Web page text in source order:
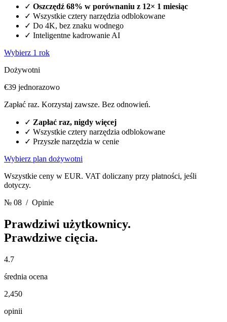
✓ Oszczędź 68% w porównaniu z 12× 1 miesiąc
✓ Wszystkie cztery narzędzia odblokowane
✓ Do 4K, bez znaku wodnego
✓ Inteligentne kadrowanie AI
Wybierz 1 rok
Dożywotni
€39 jednorazowo
Zapłać raz. Korzystaj zawsze. Bez odnowień.
✓ Zapłać raz, nigdy więcej
✓ Wszystkie cztery narzędzia odblokowane
✓ Przyszłe narzędzia w cenie
Wybierz plan dożywotni
Wszystkie ceny w EUR. VAT doliczany przy płatności, jeśli
dotyczy.
№ 08 / Opinie
Prawdziwi użytkownicy.
Prawdziwe cięcia.
4.7
średnia ocena
2,450
opinii